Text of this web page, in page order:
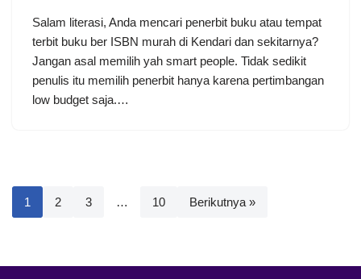
Salam literasi, Anda mencari penerbit buku atau tempat
terbit buku ber ISBN murah di Kendari dan sekitarnya?
Jangan asal memilih yah smart people. Tidak sedikit
penulis itu memilih penerbit hanya karena pertimbangan
low budget saja.…
1 2 3 … 10 Berikutnya »